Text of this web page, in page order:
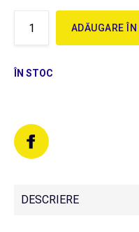
ADĂUGARE ÎN
ÎN STOC
DESCRIERE